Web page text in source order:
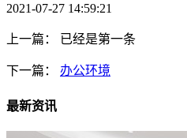
2021-07-27 14:59:21
上一篇： 已经是第一条
下一篇： 办公环境
最新资讯